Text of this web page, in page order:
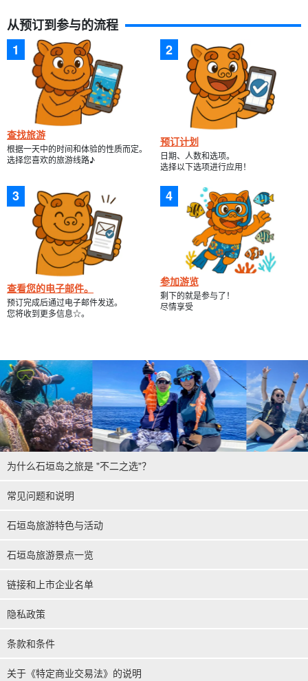
从预订到参与的流程
查找旅游
根据一天中的时间和体验的性质而定。
选择您喜欢的旅游线路♪
预订计划
日期、人数和选项。
选择以下选项进行应用！
查看您的电子邮件。
预订完成后通过电子邮件发送。
您将收到更多信息☆。
参加游览
剩下的就是参与了！
尽情享受
为什么石垣岛之旅是 "不二之选"？
常见问题和说明
石垣岛旅游特色与活动
石垣岛旅游景点一览
链接和上市企业名单
隐私政策
条款和条件
关于《特定商业交易法》的说明